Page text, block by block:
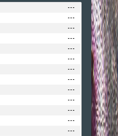
---
---
---
---
---
---
---
---
---
---
---
---
---